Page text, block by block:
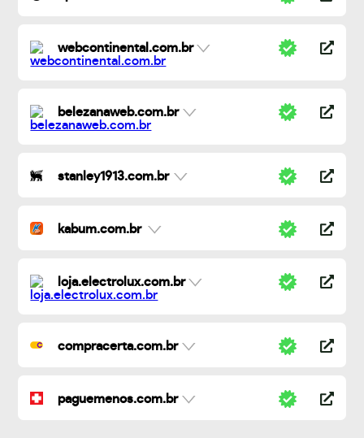
webcontinental.com.br
belezanaweb.com.br
stanley1913.com.br
kabum.com.br
loja.electrolux.com.br
compracerta.com.br
paguemenos.com.br